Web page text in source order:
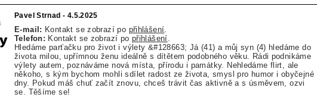
Pavel Strnad - 4.5.2025
E-mail: Kontakt se zobrazí po přihlášení
Telefon: Kontakt se zobrazí po přihlášení
Hledáme parťačku pro život i výlety &#128663; Já (41) a můj syn (4) hledáme do
života milou, upřímnou ženu ideálně s dítětem podobného věku. Rádi podnikáme
výlety autem, poznáváme nová místa, přírodu i památky. Nehledáme flirt, ale
někoho, s kým bychom mohli sdílet radost ze života, smysl pro humor i obyčejné
dny. Pokud máš chuť začít znovu, chceš trávit čas aktivně a s úsměvem, ozvi
se. Těšíme se!